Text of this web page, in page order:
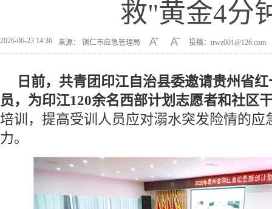
救"黄金4分
2026-06-23 14:36 来源： 铜仁市应急管理局 投稿：trwz001@126.com
日前，共青团印江自治县委邀请贵州省
员，为印江120余名西部计划志愿者和社区
培训，提高受训人员应对溺水突发险情的应
力。